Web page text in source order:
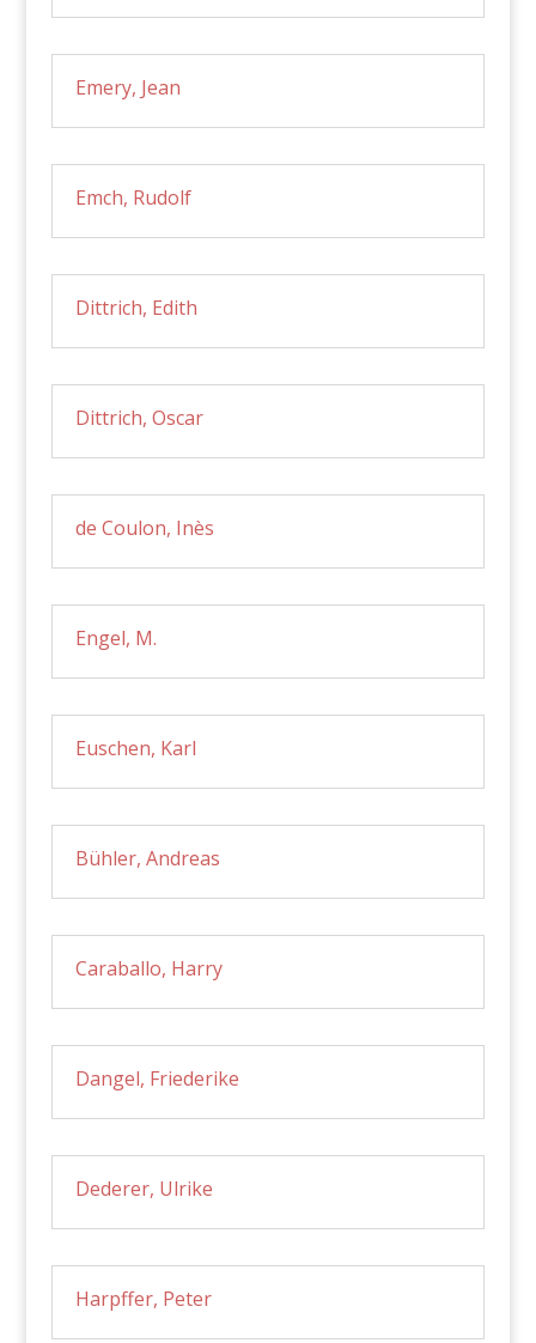
Emery, Jean
Emch, Rudolf
Dittrich, Edith
Dittrich, Oscar
de Coulon, Inès
Engel, M.
Euschen, Karl
Bühler, Andreas
Caraballo, Harry
Dangel, Friederike
Dederer, Ulrike
Harpffer, Peter